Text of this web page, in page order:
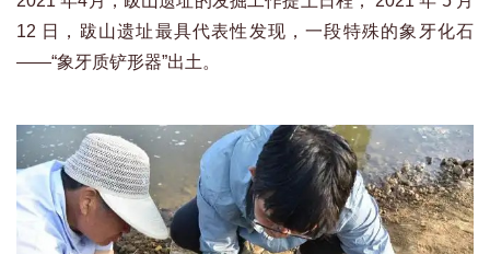
12 日，跋山遗址最具代表性发现，一段特殊的象牙化石
——“象牙质铲形器”出土。